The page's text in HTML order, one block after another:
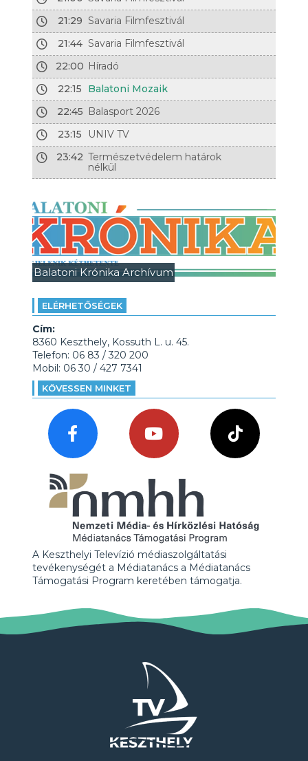
21:29 Savaria Filmfesztivál
21:44 Savaria Filmfesztivál
22:00 Híradó
22:15
Balatoni Mozaik
22:45 Balasport 2026
23:15
UNIV TV
23:42 Természetvédelem határok
nélkül
Balatoni Krónika Archívum
ELÉRHETŐSÉGEK
Cím:
8360 Keszthely, Kossuth L. u. 45.
Telefon: 06 83 / 320 200
Mobil: 06 30 / 427 7341
KÖVESSEN MINKET
A Keszthelyi Televízió médiaszolgáltatási
tevékenységét a Médiatanács a Médiatanács
Támogatási Program keretében támogatja.